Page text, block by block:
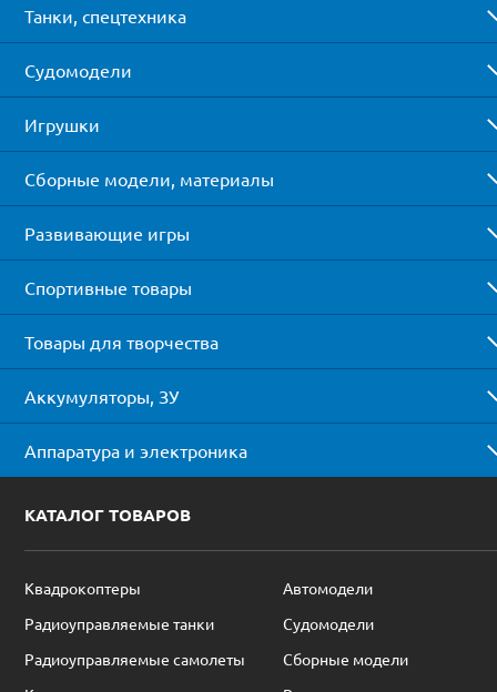
Танки, спецтехника
Судомодели
Игрушки
Сборные модели, материалы
Развивающие игры
Спортивные товары
Товары для творчества
Аккумуляторы, ЗУ
Аппаратура и электроника
КАТАЛОГ ТОВАРОВ
Квадрокоптеры
Автомодели
Радиоуправляемые танки
Судомодели
Радиоуправляемые самолеты
Сборные модели